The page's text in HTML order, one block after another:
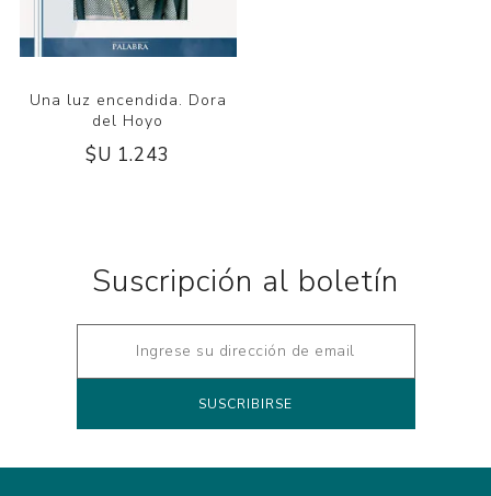
Una luz encendida. Dora
del Hoyo
$U 1.243
Suscripción al boletín